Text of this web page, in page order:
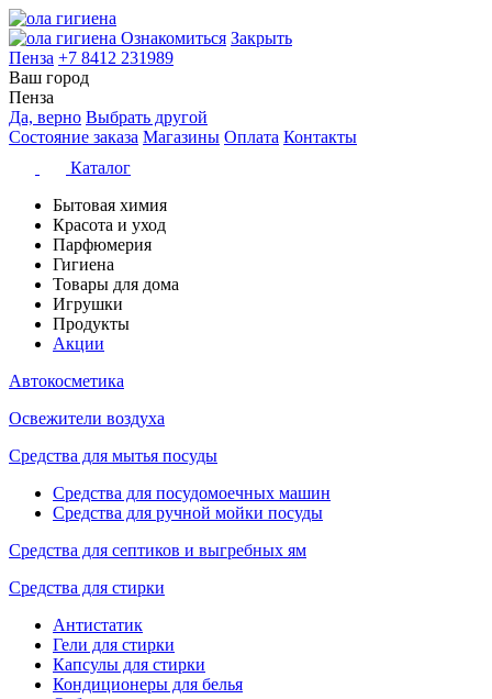
Ознакомиться Закрыть
Пенза +7 8412 231989
Ваш город
Пенза
Да, верно Выбрать другой
Состояние заказа Магазины Оплата Контакты
Каталог
Бытовая химия
Красота и уход
Парфюмерия
Гигиена
Товары для дома
Игрушки
Продукты
Акции
Автокосметика
Освежители воздуха
Средства для мытья посуды
Средства для посудомоечных машин
Средства для ручной мойки посуды
Средства для септиков и выгребных ям
Средства для стирки
Антистатик
Гели для стирки
Капсулы для стирки
Кондиционеры для белья